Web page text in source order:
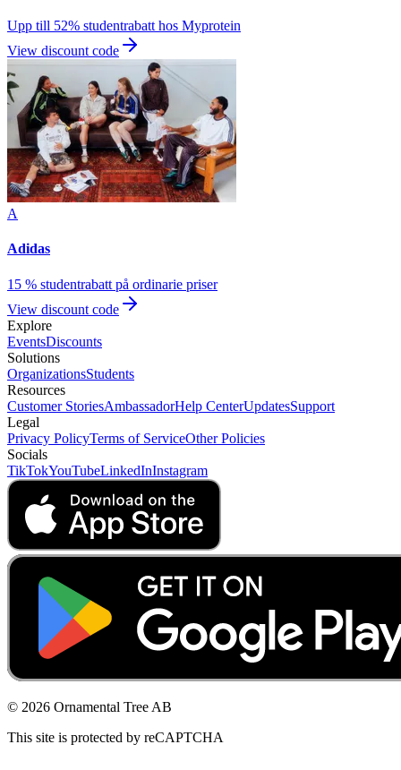
Upp till 52% studentrabatt hos Myprotein
View discount code
A
Adidas
15 % studentrabatt på ordinarie priser
View discount code
Explore
EventsDiscounts
Solutions
OrganizationsStudents
Resources
Customer StoriesAmbassadorHelp CenterUpdatesSupport
Legal
Privacy PolicyTerms of ServiceOther Policies
Socials
TikTokYouTubeLinkedInInstagram
© 2026 Ornamental Tree AB
This site is protected by reCAPTCHA